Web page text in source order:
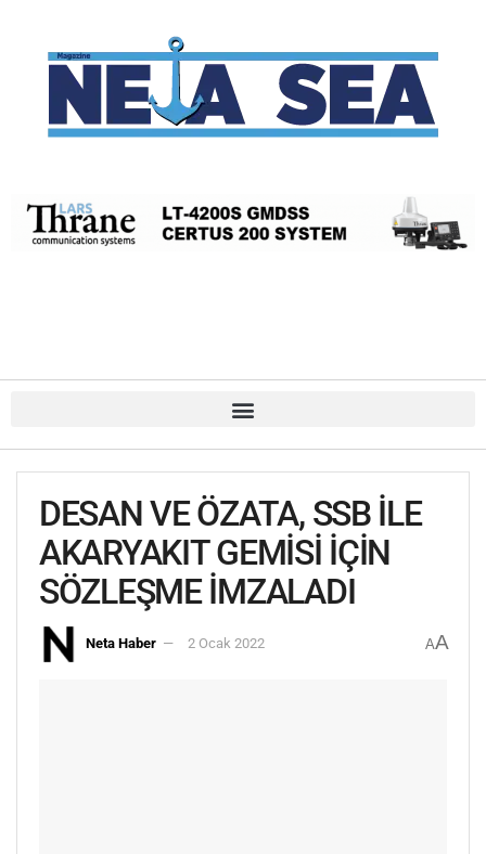
DESAN VE ÖZATA, SSB İLE
AKARYAKIT GEMİSİ İÇİN
SÖZLEŞME İMZALADI
Neta Haber 2 Ocak 2022 AA